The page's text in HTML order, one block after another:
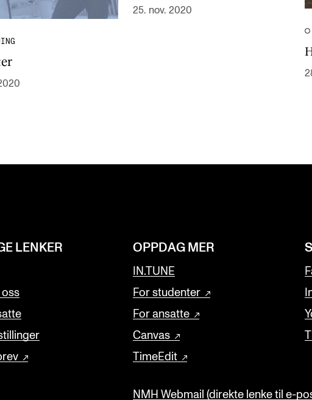
25. nov. 2020
LENKER
oss
OPPDAG MER
IN.TUNE
For studenter
For ansatte
Canvas
TimeEdit
NMH Webmail (direkte lenke til e-